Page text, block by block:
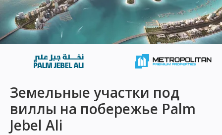
Земельные участки под
виллы на побережье Palm
Jebel Ali